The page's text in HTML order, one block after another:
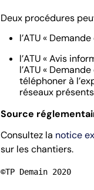
Deux procédures
l’ATU «
l’ATU « Avis
l’ATU «
téléphoner à
réseaux
Source
Consultez la notice
sur les chantiers.
©TP Demain 2020